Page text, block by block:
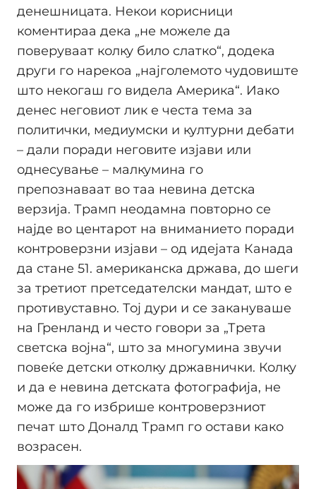
денешницата. Некои корисници
коментираа дека „не можеле да
поверуваат колку било слатко“, додека
други го нарекоа „најголемото чудовиште
што некогаш го видела Америка“. Иако
денес неговиот лик е честа тема за
политички, медиумски и културни дебати
– дали поради неговите изјави или
однесување – малкумина го
препознаваат во таа невина детска
верзија. Трамп неодамна повторно се
најде во центарот на вниманието поради
контроверзни изјави – од идејата Канада
да стане 51. американска држава, до шеги
за третиот претседателски мандат, што е
противуставно. Тој дури и се закануваше
на Гренланд и често говори за „Трета
светска војна“, што за многумина звучи
повеќе детски отколку државнички. Колку
и да е невина детската фотографија, не
може да го избрише контроверзниот
печат што Доналд Трамп го остави како
возрасен.